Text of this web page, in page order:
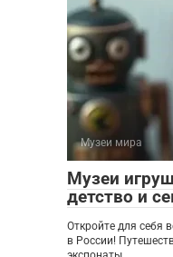
Музеи мира
Музеи
детство и
Откройте для себя
в России!